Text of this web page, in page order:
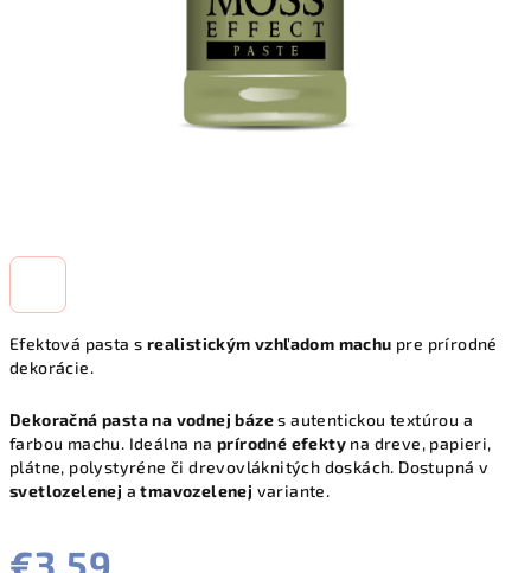
Efektová pasta s realistickým vzhľadom machu pre prírodné
dekorácie.
Dekoračná pasta na vodnej bázes autentickou textúrou a
farbou machu. Ideálna na prírodné efekty na dreve, papieri,
plátne, polystyréne či drevovláknitých doskách. Dostupná v
svetlozelenej atmavozelenej variante.
€3,59